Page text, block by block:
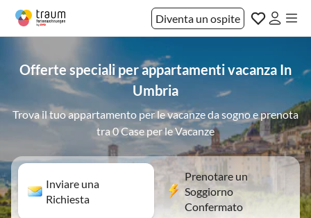
Diventa un ospite
Offerte speciali per appartamenti vacanza In
Umbria
Trova il tuo appartamento per le vacanze da sogno e prenota
tra 0 Case per le Vacanze
Inviare una
Richiesta
Prenotare un
Soggiorno
Confermato